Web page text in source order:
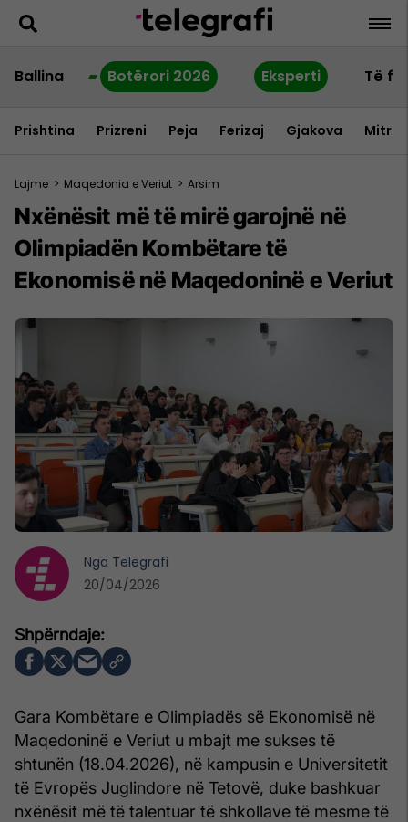
Ballina Botërori 2026 Eksperti Të
Prishtina Prizreni Peja Ferizaj Gjakova
Lajme > Maqedonia e Veriut > Arsim
Nxënësit më të mirë garojnë në
Olimpiadën Kombëtare të
Ekonomisë në Maqedoninë e Veriut
Gara Kombëtare e Olimpiadës së Ekonomisë në
Maqedoninë e Veriut u mbajt me sukses të
shtunën (18.04.2026), në kampusin e Universitetit
të Evropës Juglindore në Tetovë, duke bashkuar
nxënësit më të talentuar të shkollave të mesme të
Nga Telegrafi
20/04/2026